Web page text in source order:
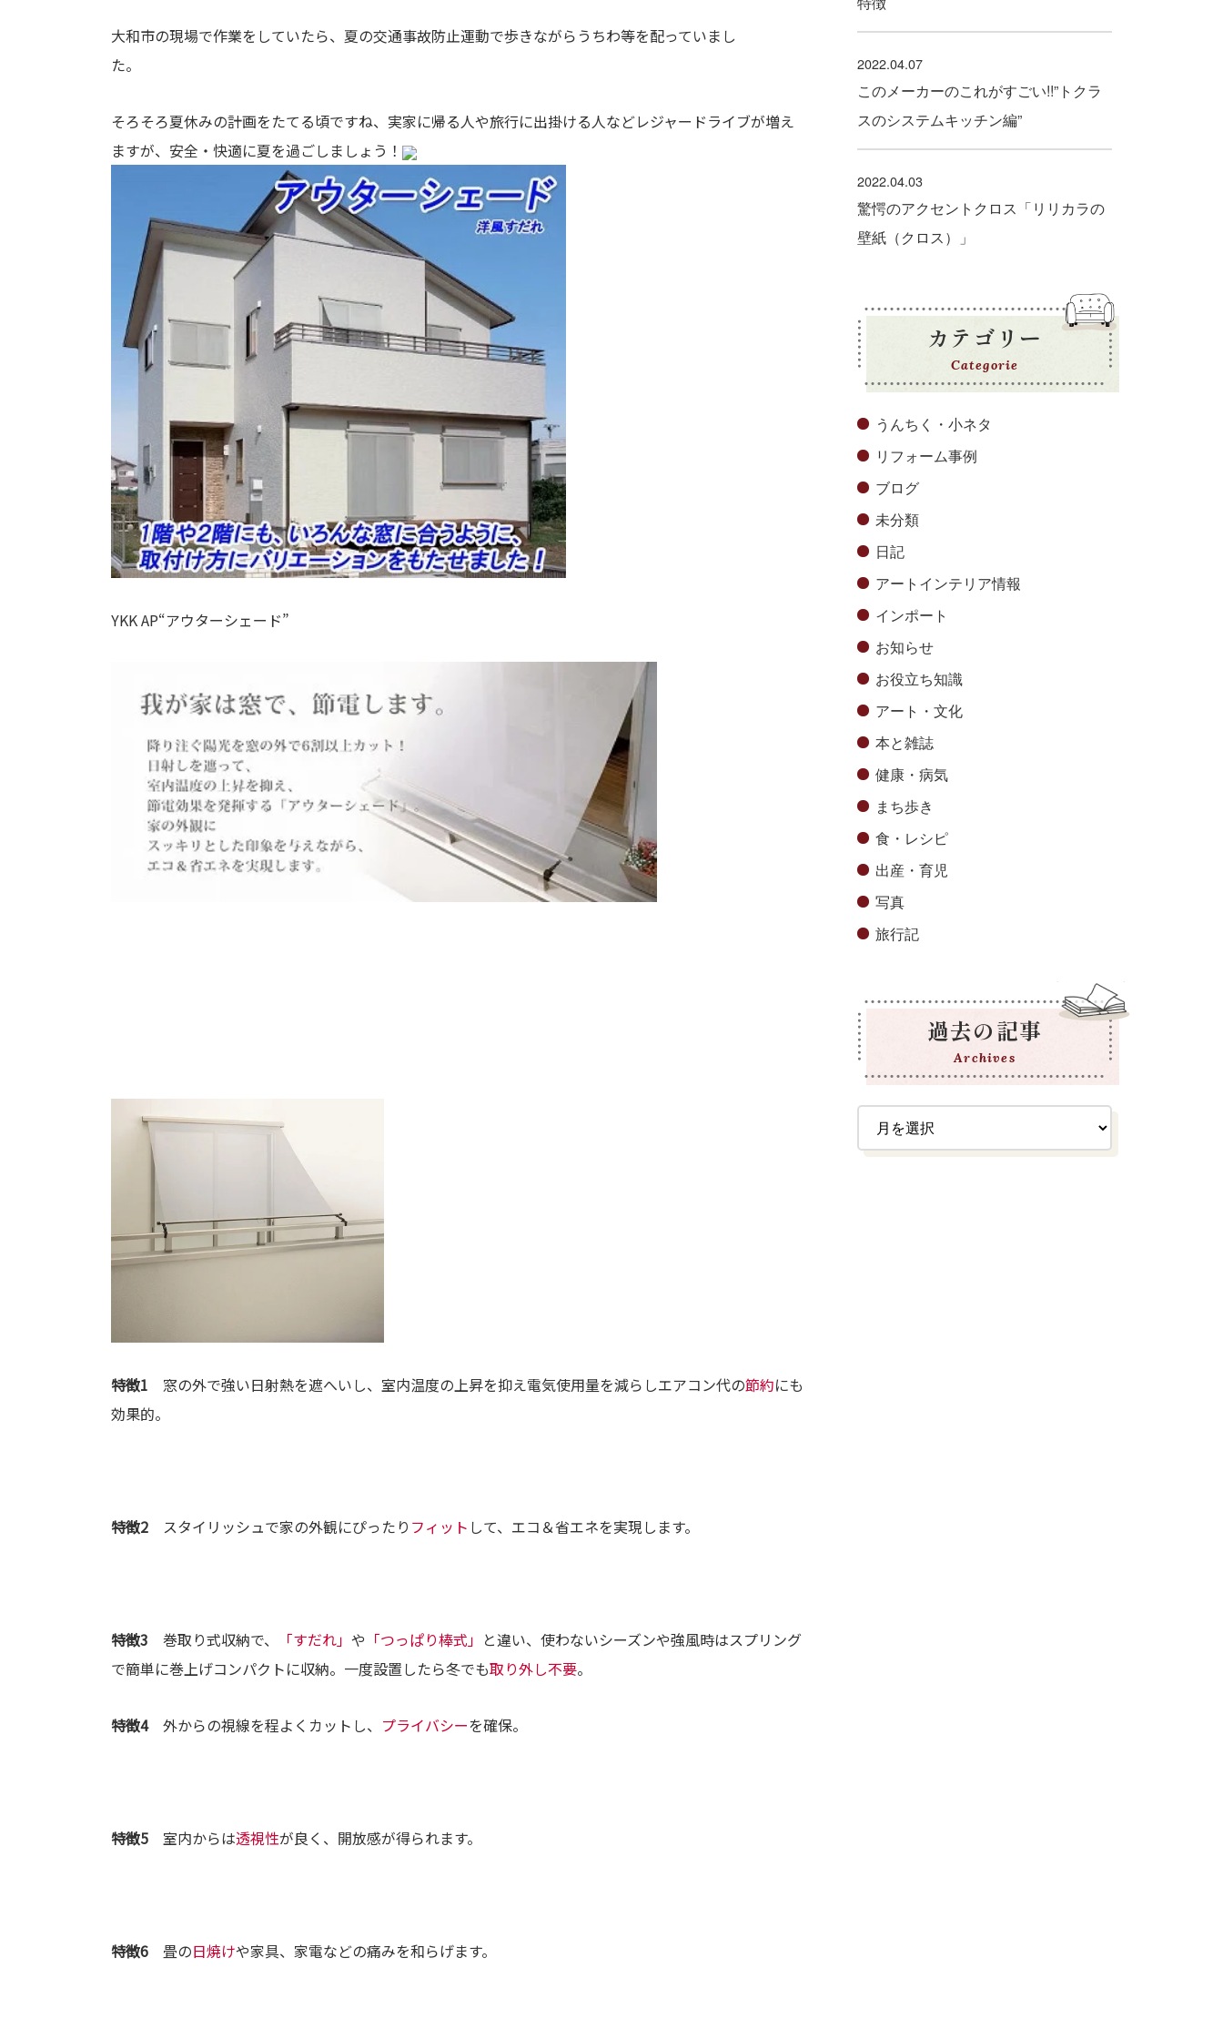
大和市の現場で作業をしていたら、夏の交通事故防止運動で歩きながらうちわ等を配っていまし
た。
そろそろ夏休みの計画をたてる頃ですね、実家に帰る人や旅行に出掛ける人などレジャードライブが増え
ますが、安全・快適に夏を過ごしましょう！
YKK AP“アウターシェード”
特徴1 窓の外で強い日射熱を遮へいし、室内温度の上昇を抑え電気使用量を減らしエアコン代の節約にも
効果的。
特徴2 スタイリッシュで家の外観にぴったり フィット して、エコ＆省エネを実現します。
特徴3 巻取り式収納で、 「すだれ」 や 「つっぱり棒式」 と違い、使わないシーズンや強風時はスプリング
で簡単に巻上げコンパクトに収納。一度設置したら冬でも取り外し不要。
特徴4外からの視線を程よくカットし、 プライバシーを確保。
特徴5 室内からは透視性が良く、開放感が得られます。
特徴6 畳の日焼けや家具、家電などの痛みを和らげます。
2022.04.07
このメーカーのこれがすごい!!”トクラ
スのシステムキッチン編”
2022.04.03
驚愕のアクセントクロス「リリカラの
壁紙（クロス）」
カテゴリー
Categorie
うんちく・小ネタ
リフォーム事例
ブログ
未分類
日記
アートインテリア情報
インポート
お知らせ
お役立ち知識
アート・文化
本と雑誌
健康・病気
まち歩き
食・レシピ
出産・育児
写真
旅行記
過去の記事
Archives